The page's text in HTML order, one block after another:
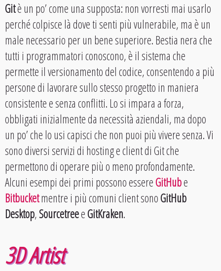
Gitè un po’ come una supposta: non vorresti mai usarlo
perché colpisce là dove ti senti più vulnerabile, ma è un
male necessario per un bene superiore. Bestia nera che
tutti i programmatori conoscono, è il sistema che
permette il versionamento del codice, consentendo a più
persone di lavorare sullo stesso progetto in maniera
consistente e senza conflitti. Lo si impara a forza,
obbligati inizialmente da necessità aziendali, ma dopo
un po’ che lo usi capisci che non puoi più vivere senza. Vi
sono diversi servizi di hosting e client di Git che
permettono di operare più o meno profondamente.
Alcuni esempi dei primi possono essereGitHube
Bitbucketmentre i più comuni client sonoGitHub
Desktop,SourcetreeeGitKraken.
3D Artist